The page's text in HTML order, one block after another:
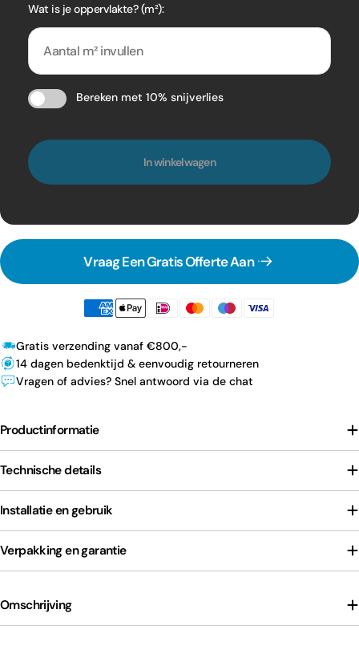
Wat is je oppervlakte? (m²):
Bereken met 10% snijverlies
In winkelwagen
Vraag Een Gratis Offerte Aan
Gratis verzending vanaf €800,-
14 dagen bedenktijd & eenvoudig retourneren
Vragen of advies? Snel antwoord via de chat
Productinformatie
Technische details
Installatie en gebruik
Verpakking en garantie
Omschrijving